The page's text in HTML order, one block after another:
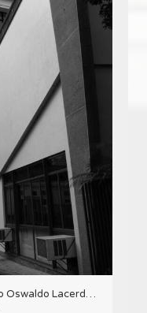
Foto 7: Fachada lateral do Edifício Oswaldo Lacerda de Pacheco, em Curitiba - 2009.